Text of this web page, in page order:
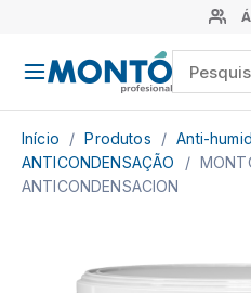
Início / Produtos / Anti-
ANTICONDENSAÇÃO
/
ANTICONDENSACION